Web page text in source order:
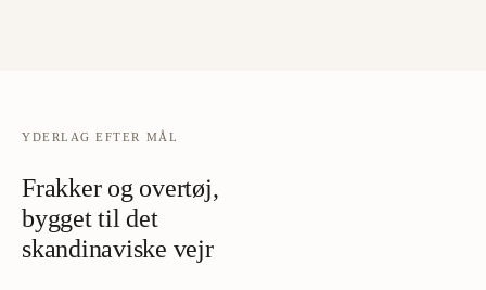
YDERLAG EFTER MÅL
Frakker og overtøj,
bygget til det
skandinaviske vejr